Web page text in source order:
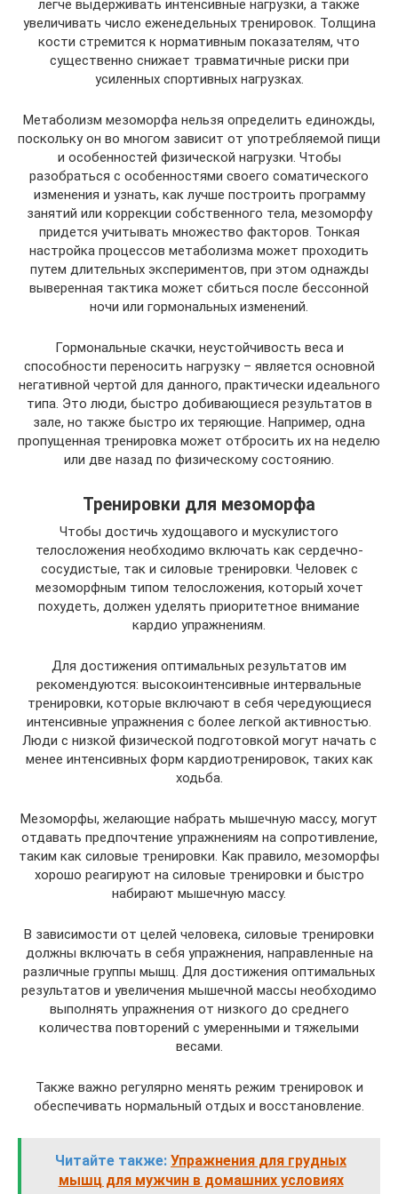
легче выдерживать интенсивные нагрузки, а также
увеличивать число еженедельных тренировок. Толщина
кости стремится к нормативным показателям, что
существенно снижает травматичные риски при
усиленных спортивных нагрузках.
Метаболизм мезоморфа нельзя определить единожды,
поскольку он во многом зависит от употребляемой пищи
и особенностей физической нагрузки. Чтобы
разобраться с особенностями своего соматического
изменения и узнать, как лучше построить программу
занятий или коррекции собственного тела, мезоморфу
придется учитывать множество факторов. Тонкая
настройка процессов метаболизма может проходить
путем длительных экспериментов, при этом однажды
выверенная тактика может сбиться после бессонной
ночи или гормональных изменений.
Гормональные скачки, неустойчивость веса и
способности переносить нагрузку – является основной
негативной чертой для данного, практически идеального
типа. Это люди, быстро добивающиеся результатов в
зале, но также быстро их теряющие. Например, одна
пропущенная тренировка может отбросить их на неделю
или две назад по физическому состоянию.
Тренировки для мезоморфа
Чтобы достичь худощавого и мускулистого
телосложения необходимо включать как сердечно-
сосудистые, так и силовые тренировки. Человек с
мезоморфным типом телосложения, который хочет
похудеть, должен уделять приоритетное внимание
кардио упражнениям.
Для достижения оптимальных результатов им
рекомендуются: высокоинтенсивные интервальные
тренировки, которые включают в себя чередующиеся
интенсивные упражнения с более легкой активностью.
Люди с низкой физической подготовкой могут начать с
менее интенсивных форм кардиотренировок, таких как
ходьба.
Мезоморфы, желающие набрать мышечную массу, могут
отдавать предпочтение упражнениям на сопротивление,
таким как силовые тренировки. Как правило, мезоморфы
хорошо реагируют на силовые тренировки и быстро
набирают мышечную массу.
В зависимости от целей человека, силовые тренировки
должны включать в себя упражнения, направленные на
различные группы мышц. Для достижения оптимальных
результатов и увеличения мышечной массы необходимо
выполнять упражнения от низкого до среднего
количества повторений с умеренными и тяжелыми
весами.
Также важно регулярно менять режим тренировок и
обеспечивать нормальный отдых и восстановление.
Читайте также: Упражнения для грудных
мышц для мужчин в домашних условиях